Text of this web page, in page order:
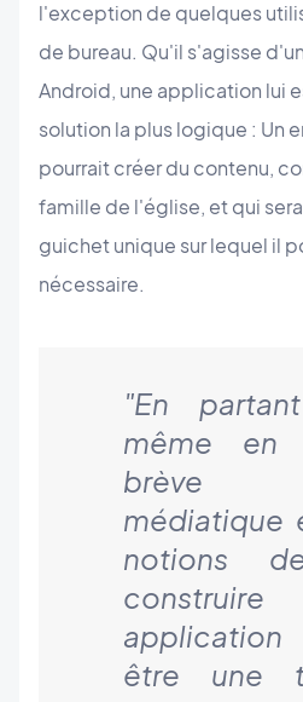
l'exception de quelques
de bureau. Qu'il s'agisse
Android, une application lui
solution la plus logique : Un
pourrait créer du contenu,
famille de l'église, et qui
guichet unique sur lequel il
nécessaire.
"En
même en
brève
médiatique
notions
être une